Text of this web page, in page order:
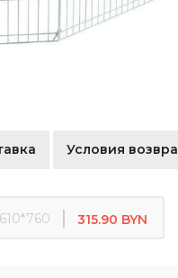
Условия
610*760 315.90 BYN